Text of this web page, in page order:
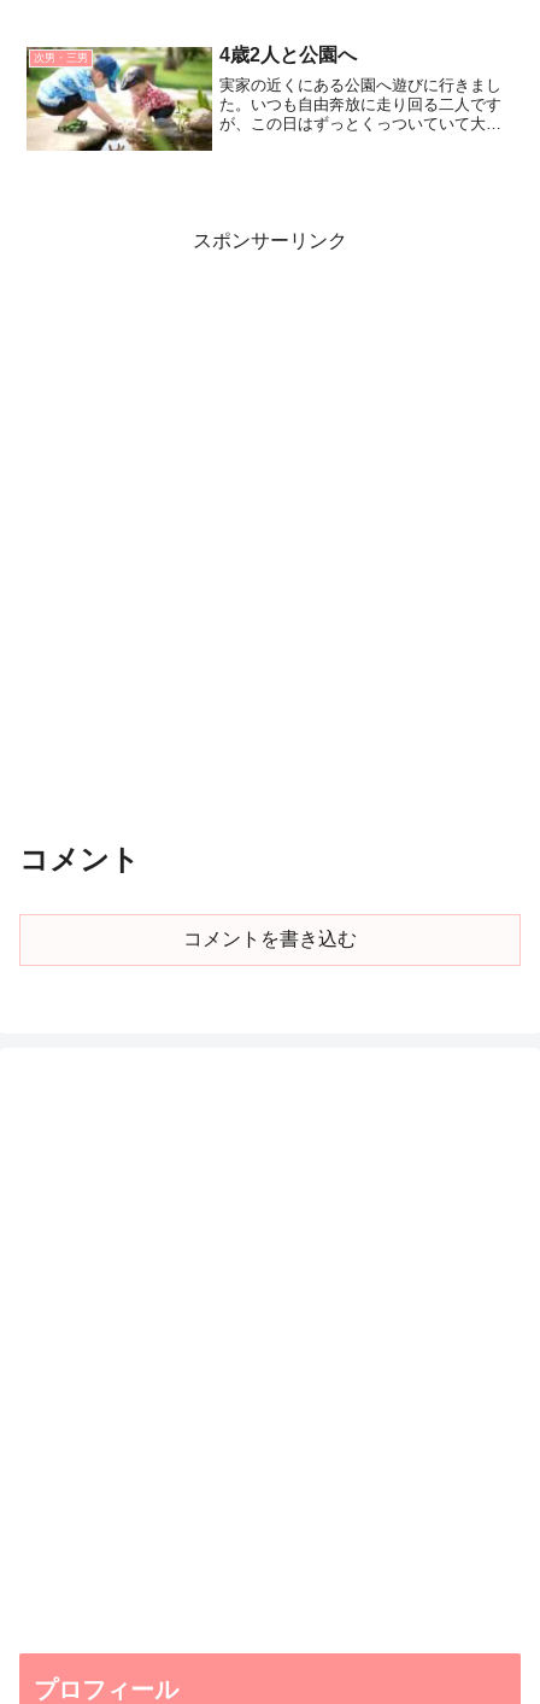
次男・三男 4歳2人と公園へ
実家の近くにある公園へ遊びに行きまし
た。いつも自由奔放に走り回る二人です
が、この日はずっとくっついていて大人
スポンサーリンク
コメント
コメントを書き込む
プロフィール